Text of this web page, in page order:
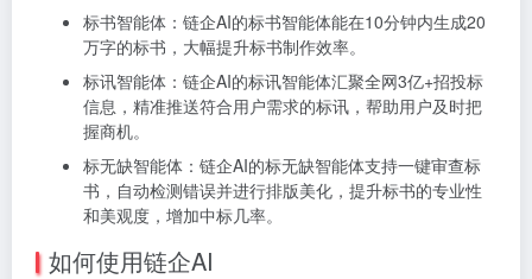
标书智能体：链企AI的标书智能体能在10分钟内生成20
万字的标书，大幅提升标书制作效率。
标讯智能体：链企AI的标讯智能体汇聚全网3亿+招投标
信息，精准推送符合用户需求的标讯，帮助用户及时把
握商机。
标无缺智能体：链企AI的标无缺智能体支持一键审查标
书，自动检测错误并进行排版美化，提升标书的专业性
和美观度，增加中标几率。
如何使用链企AI